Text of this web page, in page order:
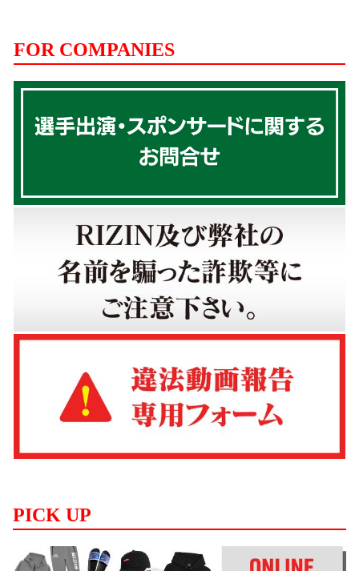
FOR COMPANIES
PICK UP